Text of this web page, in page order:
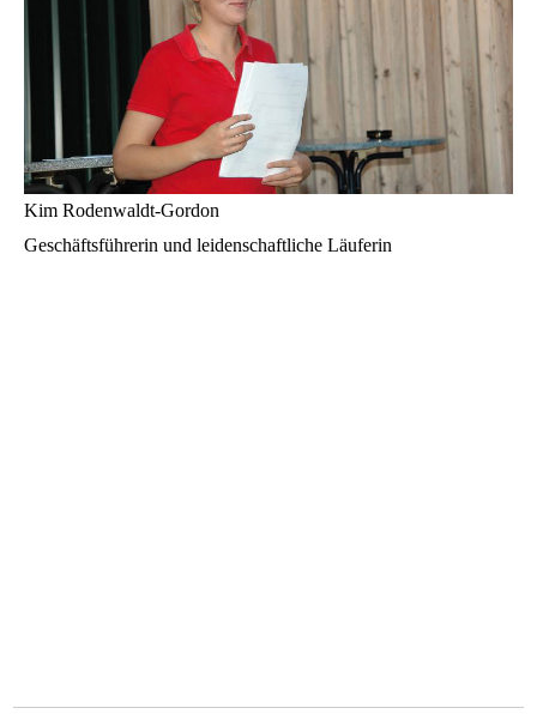
Kim Rodenwaldt-Gordon
Geschäftsführerin und leidenschaftliche Läuferin